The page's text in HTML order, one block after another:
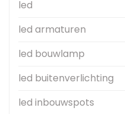
led
led armaturen
led bouwlamp
led buitenverlichting
led inbouwspots